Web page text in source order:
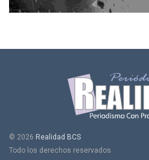
© 2026 Realidad BCS
Todo los derechos reservados